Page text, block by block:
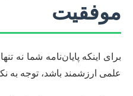
موفقیت
برای اینکه پایان‌نامه شما نه
علمی ارزشمند باشد، توجه